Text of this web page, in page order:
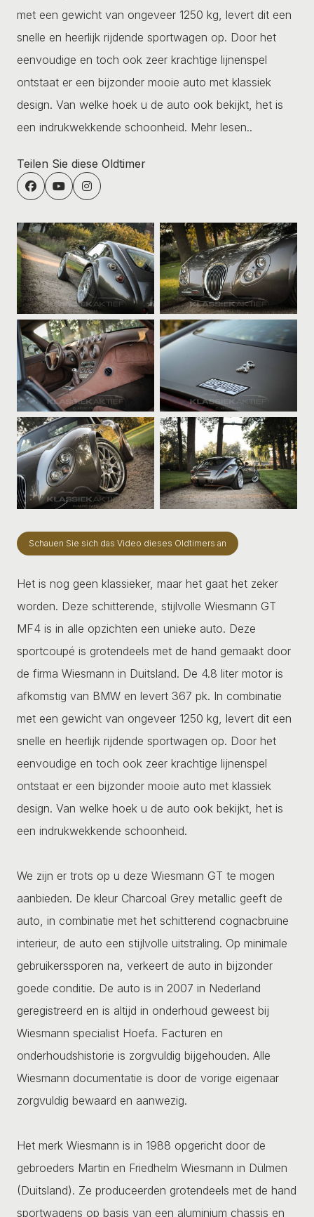
met een gewicht van ongeveer 1250 kg, levert dit een
snelle en heerlijk rijdende sportwagen op. Door het
eenvoudige en toch ook zeer krachtige lijnenspel
ontstaat er een bijzonder mooie auto met klassiek
design. Van welke hoek u de auto ook bekijkt, het is
een indrukwekkende schoonheid. Mehr lesen..
Teilen Sie diese Oldtimer
Schauen Sie sich das Video dieses Oldtimers an
Het is nog geen klassieker, maar het gaat het zeker
worden. Deze schitterende, stijlvolle Wiesmann GT
MF4 is in alle opzichten een unieke auto. Deze
sportcoupé is grotendeels met de hand gemaakt door
de firma Wiesmann in Duitsland. De 4.8 liter motor is
afkomstig van BMW en levert 367 pk. In combinatie
met een gewicht van ongeveer 1250 kg, levert dit een
snelle en heerlijk rijdende sportwagen op. Door het
eenvoudige en toch ook zeer krachtige lijnenspel
ontstaat er een bijzonder mooie auto met klassiek
design. Van welke hoek u de auto ook bekijkt, het is
een indrukwekkende schoonheid.
We zijn er trots op u deze Wiesmann GT te mogen
aanbieden. De kleur Charcoal Grey metallic geeft de
auto, in combinatie met het schitterend cognacbruine
interieur, de auto een stijlvolle uitstraling. Op minimale
gebruikerssporen na, verkeert de auto in bijzonder
goede conditie. De auto is in 2007 in Nederland
geregistreerd en is altijd in onderhoud geweest bij
Wiesmann specialist Hoefa. Facturen en
onderhoudshistorie is zorgvuldig bijgehouden. Alle
Wiesmann documentatie is door de vorige eigenaar
zorgvuldig bewaard en aanwezig.
Het merk Wiesmann is in 1988 opgericht door de
gebroeders Martin en Friedhelm Wiesmann in Dülmen
(Duitsland). Ze produceerden grotendeels met de hand
sportwagens op basis van een aluminium chassis en